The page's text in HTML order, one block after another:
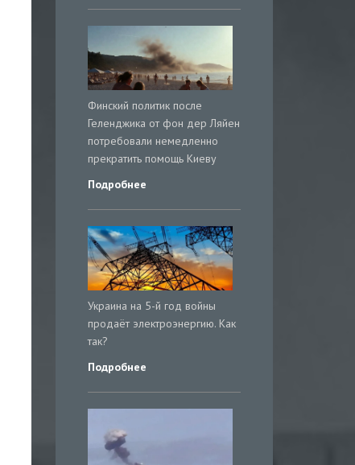
Финский политик после
Геленджика от фон дер Ляйен
потребовали немедленно
прекратить помощь Киеву
Подробнее
Украина на 5-й год войны
продаёт электроэнергию. Как
так?
Подробнее